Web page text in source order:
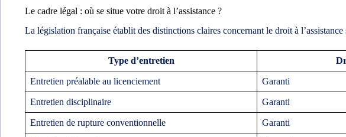
Le cadre légal : où se situe votre droit à l’assistance ?
La législation française établit des distinctions claires concernant le droit à
Type d’entretien
Entretien préalable au licenciement Garanti
Entretien disciplinaire Garanti
Entretien de rupture conventionnelle Garanti